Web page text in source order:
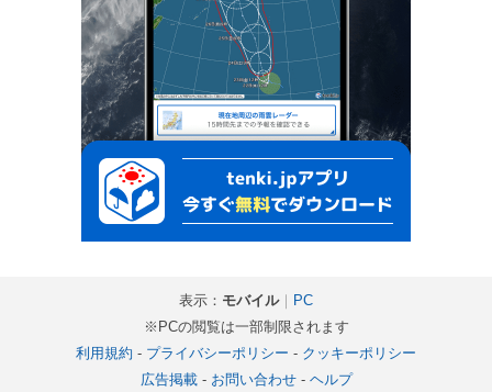
表示： モバイル｜ PC
※PCの閲覧は一部制限されます
利用規約 - プライバシーポリシー - クッキーポリシー
広告掲載- お問い合わせ- ヘルプ